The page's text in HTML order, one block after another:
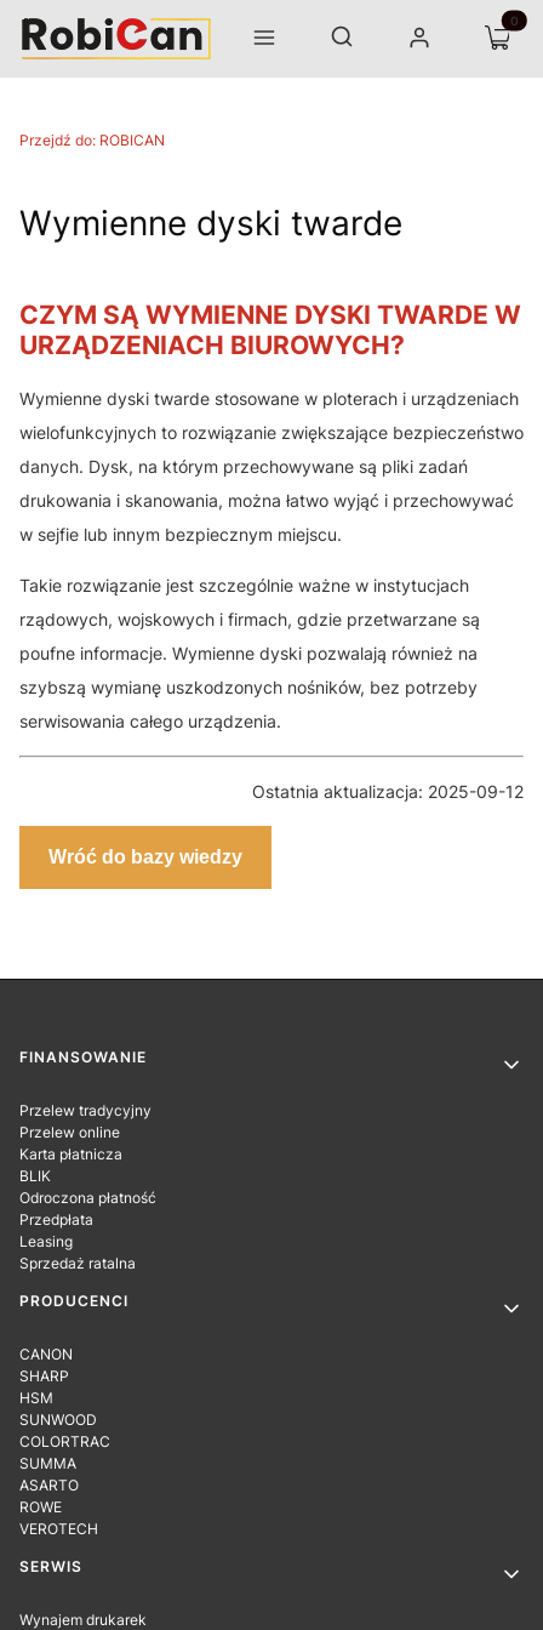
Menu Otwórz wyszukiwarkę
Szukaj Zaloguj się Koszyk
Przejdź do: ROBICAN
Wymienne dyski twarde
CZYM SĄ WYMIENNE DYSKI TWARDE W
URZĄDZENIACH BIUROWYCH?
Wymienne dyski twarde stosowane w ploterach i urządzeniach
wielofunkcyjnych to rozwiązanie zwiększające bezpieczeństwo
danych. Dysk, na którym przechowywane są pliki zadań
drukowania i skanowania, można łatwo wyjąć i przechowywać
w sejfie lub innym bezpiecznym miejscu.
Takie rozwiązanie jest szczególnie ważne w instytucjach
rządowych, wojskowych i firmach, gdzie przetwarzane są
poufne informacje. Wymienne dyski pozwalają również na
szybszą wymianę uszkodzonych nośników, bez potrzeby
serwisowania całego urządzenia.
Ostatnia aktualizacja: 2025-09-12
Wróć do bazy wiedzy
Linki w stopce
FINANSOWANIE
Przelew tradycyjny
Przelew online
Karta płatnicza
BLIK
Odroczona płatność
Przedpłata
Leasing
Sprzedaż ratalna
PRODUCENCI
CANON
SHARP
HSM
SUNWOOD
COLORTRAC
SUMMA
ASARTO
ROWE
VEROTECH
SERWIS
Wynajem drukarek